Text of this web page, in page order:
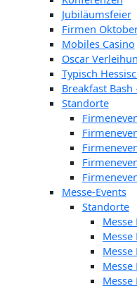
Jubiläumsfeier
Firmen
Mobiles Casino
Oscar
Typisch
Breakfast
Standorte
Messe-Events
Standorte
Messe
Messe
Messe